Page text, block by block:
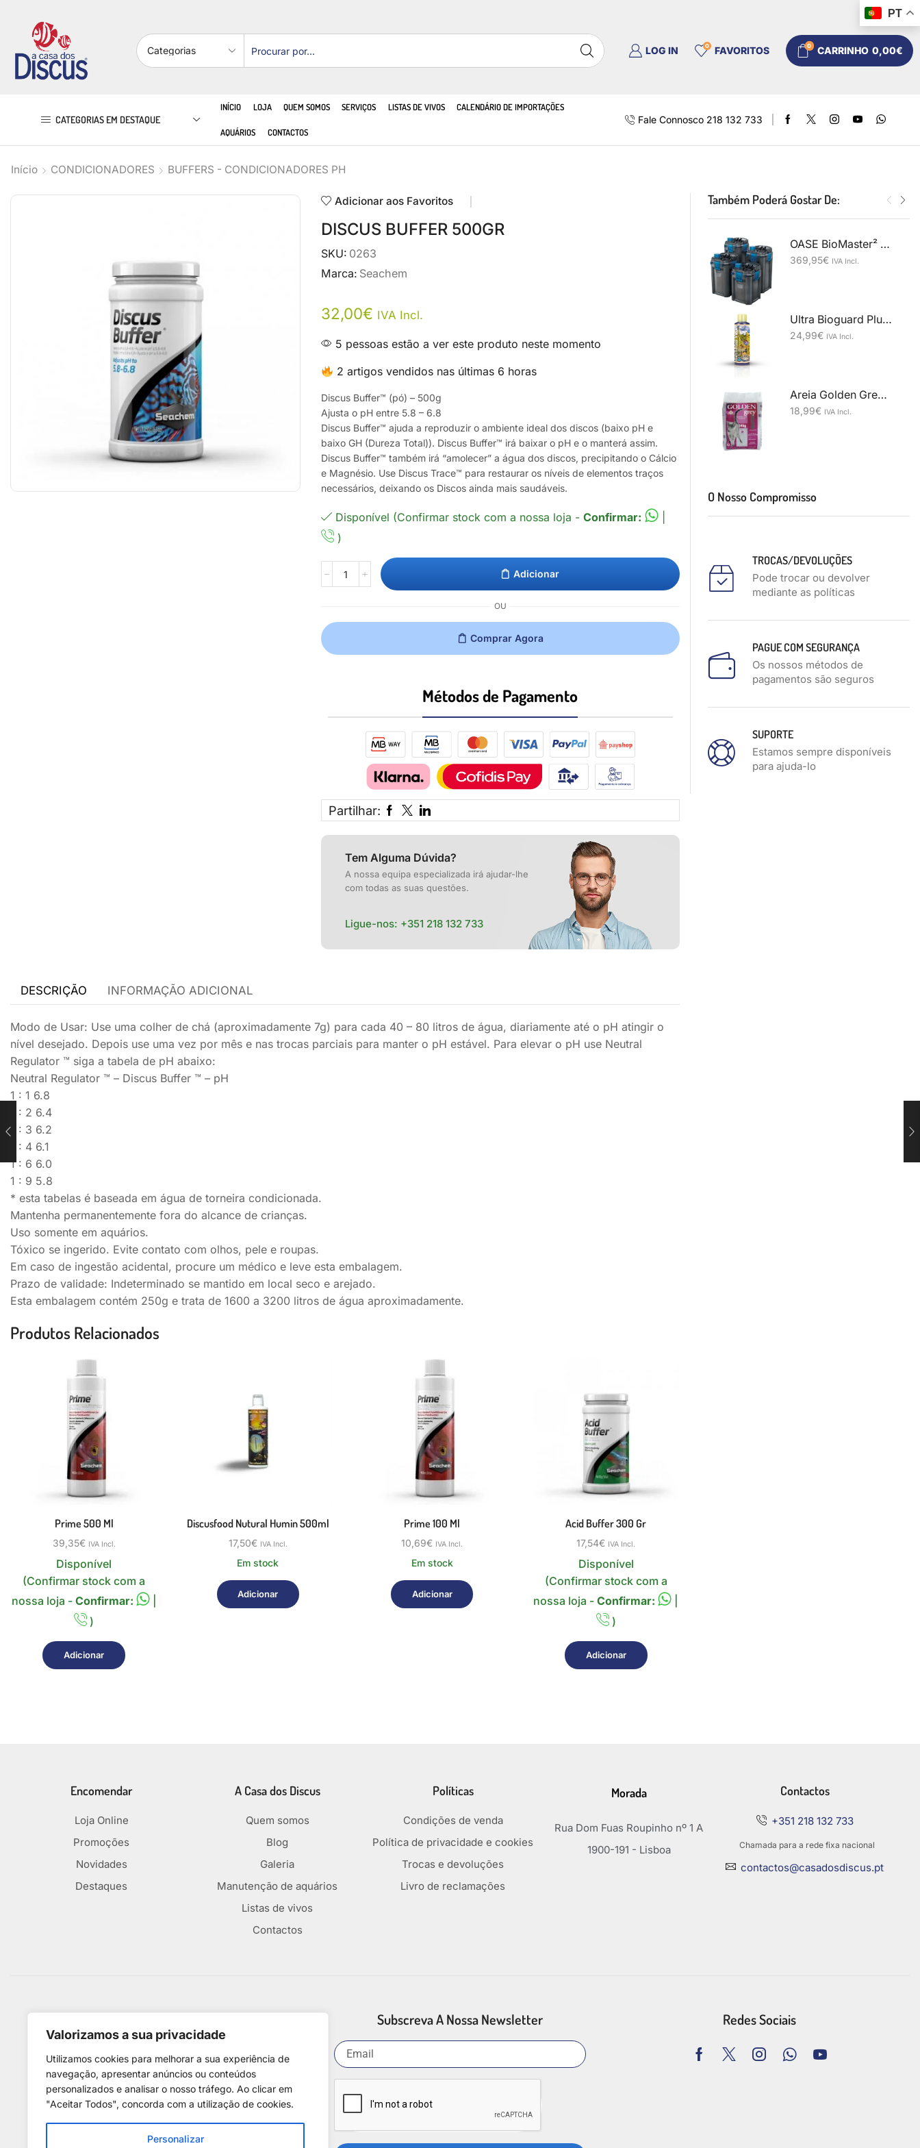
Valorizamos a sua privacidade
Utilizamos cookies para melhorar a sua experiência de
navegação, apresentar anúncios ou conteúdos
personalizados e analisar o nosso tráfego. Ao clicar em
"Aceitar Todos", concorda com a utilização de cookies.
Personalizar
LOG IN 0 FAVORITOS 0 CARRINHO 0,00€
CATEGORIAS EM DESTAQUE
INÍCIO LOJA QUEM SOMOS SERVIÇOS LISTAS DE VIVOS CALENDÁRIO DE IMPORTAÇÕES
AQUÁRIOS CONTACTOS
Fale Connosco 218 132 733
Início CONDICIONADORES BUFFERS - CONDICIONADORES PH
Adicionar aos Favoritos
DISCUS BUFFER 500GR
SKU: 0263
Marca: Seachem
32,00€ IVA Incl.
5 pessoas estão a ver este produto neste momento
2 artigos vendidos nas últimas 6 horas
Discus Buffer™ (pó) – 500g
Ajusta o pH entre 5.8 – 6.8
Discus Buffer™ ajuda a reproduzir o ambiente ideal dos discos (baixo pH e
baixo GH (Dureza Total)). Discus Buffer™ irá baixar o pH e o manterá assim.
Discus Buffer™ também irá “amolecer” a água dos discos, precipitando o Cálcio
e Magnésio. Use Discus Trace™ para restaurar os níveis de elementos traços
necessários, deixando os Discos ainda mais saudáveis.
Disponível (Confirmar stock com a nossa loja - Confirmar:
|
)
Adicionar
OU
Comprar Agora
Métodos de Pagamento​
Partilhar:
Tem Alguma Dúvida?
A nossa equipa especializada irá ajudar-lhe
com todas as suas questões.
Ligue-nos: +351 218 132 733
DESCRIÇÃO INFORMAÇÃO ADICIONAL
Modo de Usar: Use uma colher de chá (aproximadamente 7g) para cada 40 – 80 litros de água, diariamente até o pH atingir o
nível desejado. Depois use uma vez por mês e nas trocas parciais para manter o pH estável. Para elevar o pH use Neutral
Regulator ™ siga a tabela de pH abaixo:
Neutral Regulator ™ – Discus Buffer ™ – pH
1 : 1 6.8
1 : 2 6.4
1 : 3 6.2
1 : 4 6.1
1 : 6 6.0
1 : 9 5.8
* esta tabelas é baseada em água de torneira condicionada.
Mantenha permanentemente fora do alcance de crianças.
Uso somente em aquários.
Tóxico se ingerido. Evite contato com olhos, pele e roupas.
Em caso de ingestão acidental, procure um médico e leve esta embalagem.
Prazo de validade: Indeterminado se mantido em local seco e arejado.
Esta embalagem contém 250g e trata de 1600 a 3200 litros de água aproximadamente.
Produtos Relacionados
Prime 500 Ml
39,35€ IVA Incl.
Disponível
(Confirmar stock com a
nossa loja - Confirmar:
|
)
Adicionar
Discusfood Nutural Humin 500ml
17,50€ IVA Incl.
Em stock
Adicionar
Prime 100 Ml
10,69€ IVA Incl.
Em stock
Adicionar
Acid Buffer 300 Gr
17,54€ IVA Incl.
Disponível
(Confirmar stock com a
nossa loja -Confirmar:
)
Adicionar
Também Poderá Gostar De:
OASE BioMaster² Thermo 850
369,95€ IVA Incl.
Ultra Bioguard Plus 250 ml (2.500 litros)
24,99€ IVA Incl.
Areia Golden Grey Master-14 Kg
18,99€ IVA Incl.
O Nosso Compromisso
TROCAS/DEVOLUÇÕES
Pode trocar ou devolver
mediante as políticas
PAGUE COM SEGURANÇA
Os nossos métodos de
pagamentos são seguros
SUPORTE
Estamos sempre disponíveis
para ajuda-lo
Encomendar
Loja Online
Promoções
Novidades
Destaques
A Casa dos Discus
Quem somos
Blog
Galeria
Manutenção de aquários
Listas de vivos
Contactos
Políticas
Condições de venda
Política de privacidade e cookies
Trocas e devoluções
Livro de reclamações
Morada
Rua Dom Fuas Roupinho nº 1 A
1900-191 - Lisboa
Contactos
+351 218 132 733
Chamada para a rede fixa nacional
contactos@casadosdiscus.pt
Subscreva A Nossa Newsletter Redes Sociais
PT